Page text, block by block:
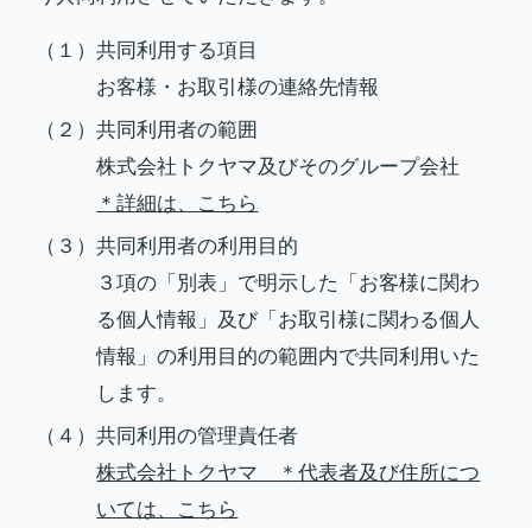
（１）共同利用する項目
お客様・お取引様の連絡先情報
（２）共同利用者の範囲
株式会社トクヤマ及びそのグループ会社
＊詳細は、こちら
（３）共同利用者の利用目的
３項の「別表」で明示した「お客様に関わ
る個人情報」及び「お取引様に関わる個人
情報」の利用目的の範囲内で共同利用いた
します。
（４）共同利用の管理責任者
株式会社トクヤマ ＊代表者及び住所につ
いては、こちら